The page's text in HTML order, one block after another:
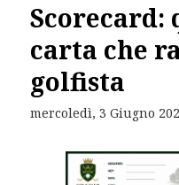
Scorecard:
carta che
golfista
mercoledì, 3 Giugno